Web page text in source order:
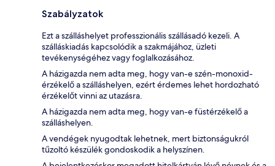
Szabályzatok
Ezt a szálláshelyet professzionális szállásadó kezeli. A
szálláskiadás kapcsolódik a szakmájához, üzleti
tevékenységéhez vagy foglalkozásához.
A házigazda nem adta meg, hogy van-e szén-monoxid-
érzékelő a szálláshelyen, ezért érdemes lehet hordozható
érzékelőt vinni az utazásra.
A házigazda nem adta meg, hogy van-e füstérzékelő a
szálláshelyen.
A vendégek nyugodtak lehetnek, mert biztonságukról
tűzoltó készülék gondoskodik a helyszínen.